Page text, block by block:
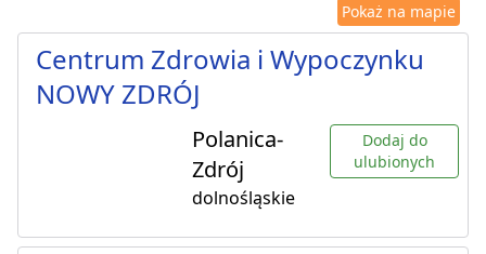
Pokaż na mapie
Centrum Zdrowia i Wypoczynku
NOWY ZDRÓJ
Polanica-
Zdrój
dolnośląskie
Dodaj do
ulubionych